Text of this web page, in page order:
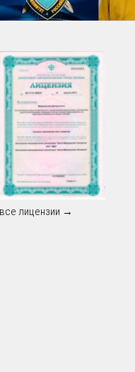
все лицензии →